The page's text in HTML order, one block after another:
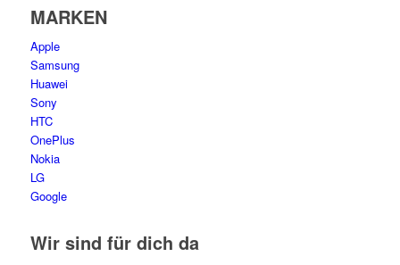
MARKEN
Apple
Samsung
Huawei
Sony
HTC
OnePlus
Nokia
LG
Google
Wir sind für dich da